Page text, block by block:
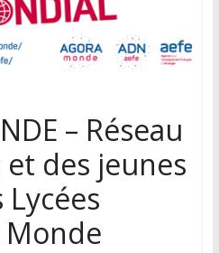
– Réseau
et des jeunes
Monde